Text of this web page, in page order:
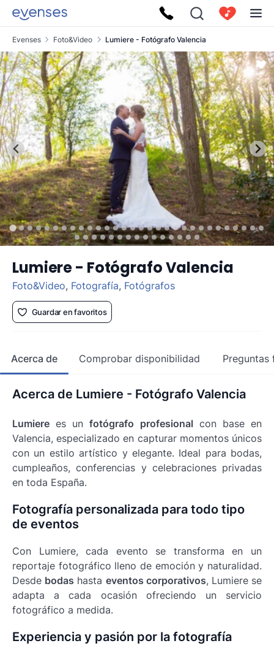
Evenses Foto&Video Lumiere - Fotógrafo Valencia
Lumiere - Fotógrafo Valencia
Foto&Video, Fotografía, Fotógrafos
Guardar en favoritos
Acerca de Comprobar disponibilidad Preguntas
Acerca de Lumiere - Fotógrafo Valencia
Lumiere es unfotógrafo profesional con base en
Valencia, especializado en capturar momentos únicos
con un estilo artístico y elegante. Ideal para bodas,
cumpleaños, conferencias y celebraciones privadas
en toda España.
Fotografía personalizada para todo tipo
de eventos
Con Lumiere, cada evento se transforma en un
reportaje fotográfico lleno de emoción y naturalidad.
Desde bodas hasta eventos corporativos, Lumiere se
adapta a cada ocasión ofreciendo un servicio
fotográfico a medida.
Experiencia y pasión por la fotografía